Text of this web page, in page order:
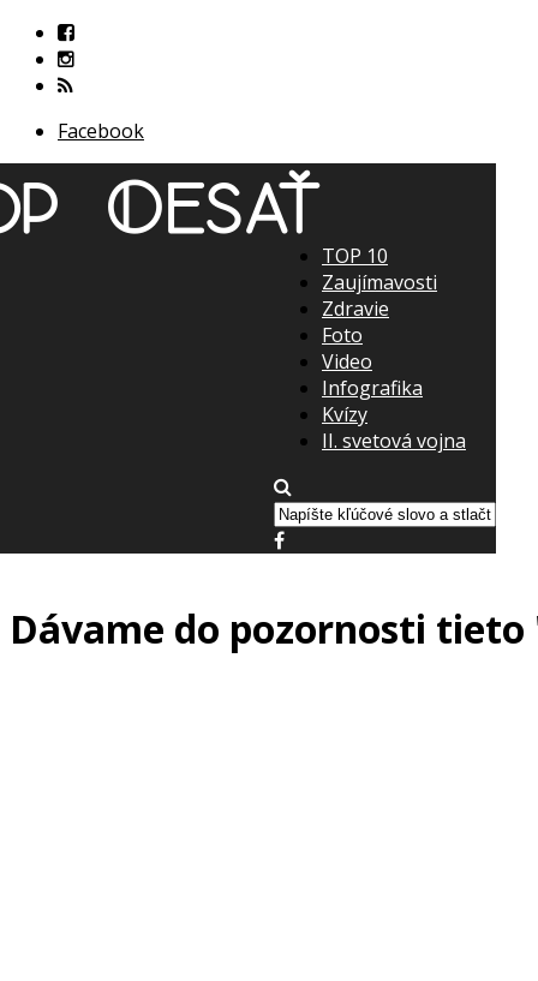
Facebook
TOP 10
Zaujímavosti
Zdravie
Foto
Video
Infografika
Kvízy
II. svetová vojna
Dávame do pozornosti